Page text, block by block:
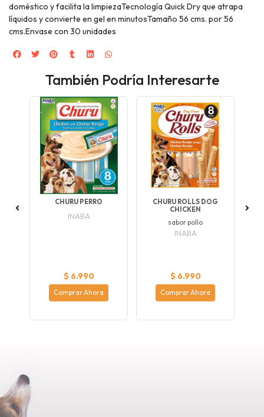
doméstico y facilita la limpiezaTecnología Quick Dry que atrapa
líquidos y convierte en gel en minutosTamaño 56 cms. por 56
cms.Envase con 30 unidades
También Podría Interesarte
CHURU PERRO
INABA
$ 6.990
Comprar Ahora
CHURU ROLLS DOG
CHICKEN
sabor pollo
INABA
$ 6.990
Comprar Ahora